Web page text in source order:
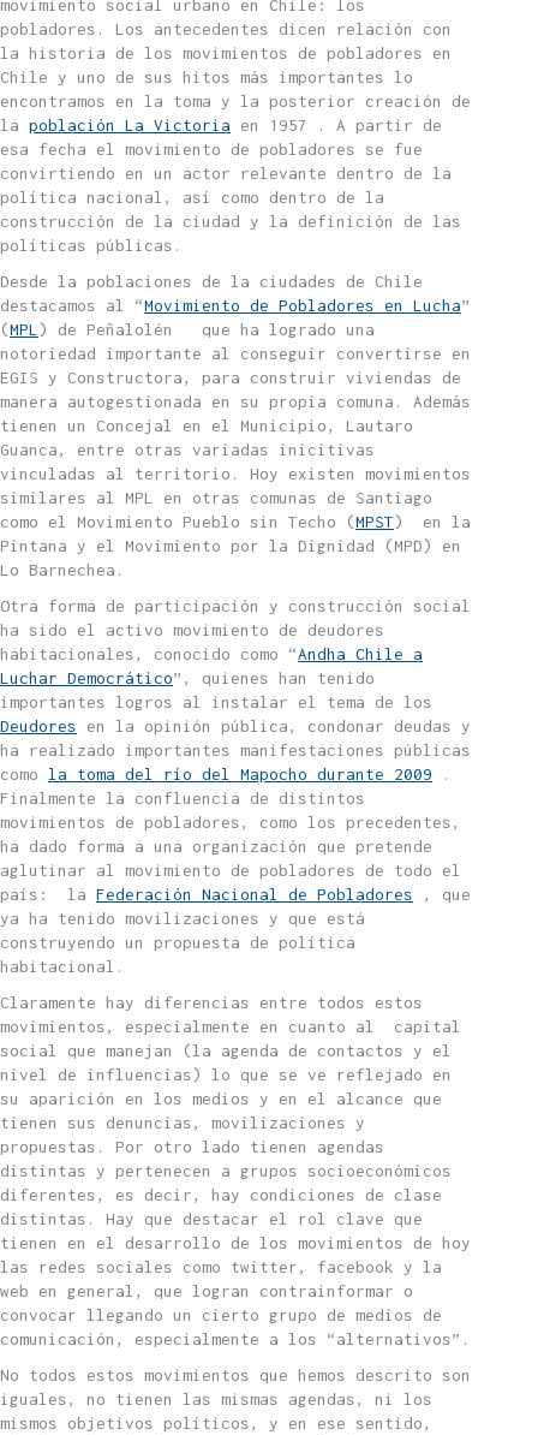
movimiento social urbano en Chile: los
pobladores. Los antecedentes dicen relación con
la historia de los movimientos de pobladores en
Chile y uno de sus hitos más importantes lo
encontramos en la toma y la posterior creación de
la población La Victoria en 1957 . A partir de
esa fecha el movimiento de pobladores se fue
convirtiendo en un actor relevante dentro de la
política nacional, así como dentro de la
construcción de la ciudad y la definición de las
políticas públicas.
Desde la poblaciones de la ciudades de Chile
destacamos al “Movimiento de Pobladores en Lucha”
(MPL ) de Peñalolén que ha logrado una
notoriedad importante al conseguir convertirse en
EGIS y Constructora, para construir viviendas de
manera autogestionada en su propia comuna. Además
tienen un Concejal en el Municipio, Lautaro
Guanca, entre otras variadas inicitivas
vinculadas al territorio. Hoy existen movimientos
similares al MPL en otras comunas de Santiago
como el Movimiento Pueblo sin Techo (MPST) en la
Pintana y el Movimiento por la Dignidad (MPD) en
Lo Barnechea.
Otra forma de participación y construcción social
ha sido el activo movimiento de deudores
habitacionales, conocido como “Andha Chile a
Luchar Democrático”, quienes han tenido
importantes logros al instalar el tema de los
Deudores en la opinión pública, condonar deudas y
ha realizado importantes manifestaciones públicas
como la toma del río del Mapocho durante 2009 .
Finalmente la confluencia de distintos
movimientos de pobladores, como los precedentes,
ha dado forma a una organización que pretende
aglutinar al movimiento de pobladores de todo el
país: la Federación Nacional de Pobladores , que
ya ha tenido movilizaciones y que está
construyendo un propuesta de política
habitacional.
Claramente hay diferencias entre todos estos
movimientos, especialmente en cuanto al capital
social que manejan (la agenda de contactos y el
nivel de influencias) lo que se ve reflejado en
su aparición en los medios y en el alcance que
tienen sus denuncias, movilizaciones y
propuestas. Por otro lado tienen agendas
distintas y pertenecen a grupos socioeconómicos
diferentes, es decir, hay condiciones de clase
distintas. Hay que destacar el rol clave que
tienen en el desarrollo de los movimientos de hoy
las redes sociales como twitter, facebook y la
web en general, que logran contrainformar o
convocar llegando un cierto grupo de medios de
comunicación, especialmente a los “alternativos”.
No todos estos movimientos que hemos descrito son
iguales, no tienen las mismas agendas, ni los
mismos objetivos políticos, y en ese sentido,